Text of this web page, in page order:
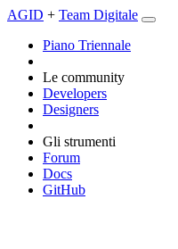
AGID + Team Digitale
Piano Triennale
Le community
Developers
Designers
Gli strumenti
Forum
Docs
GitHub